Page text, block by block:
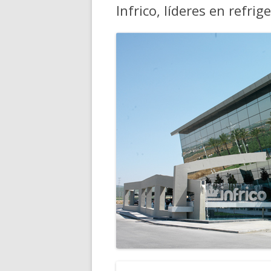
Infrico, líderes en